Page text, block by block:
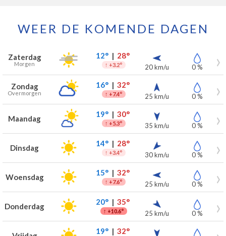
WEER DE KOMENDE DAGEN
Weersverwachting voor Camphin-en-Carembault voor de
Dag Weer Temperaturen Wind Neerslag
Zaterdag
Morgen
12°| 28°
↑ +3.2° 20 km/u 0 %
Zondag
Overmorgen
16°| 32°
↑ +7.4° 25 km/u 0 %
Maandag 19°| 30°
↑ +5.3° 35 km/u 0 %
Dinsdag 14°| 28°
↑ +3.4° 30 km/u 0 %
Woensdag 15°| 32°
↑ +7.6° 25 km/u 0 %
Donderdag 20°| 35°
↑ +10.6° 25 km/u 0 %
19°| 32°